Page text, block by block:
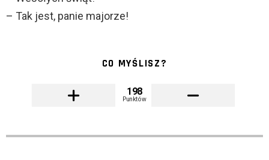
– Tak jest, panie majorze!
CO MYŚLISZ?
198
Punktów